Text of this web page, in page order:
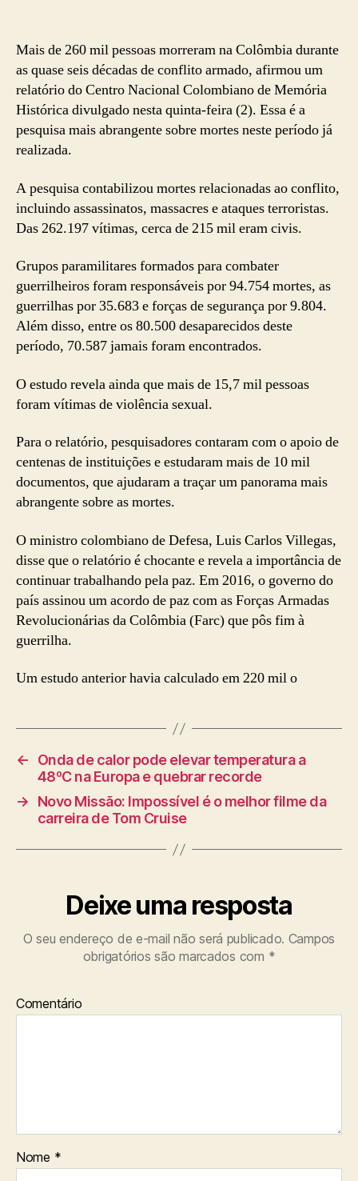
Mais de 260 mil pessoas morreram na Colômbia durante
as quase seis décadas de conflito armado, afirmou um
relatório do Centro Nacional Colombiano de Memória
Histórica divulgado nesta quinta-feira (2). Essa é a
pesquisa mais abrangente sobre mortes neste período já
realizada.
A pesquisa contabilizou mortes relacionadas ao conflito,
incluindo assassinatos, massacres e ataques terroristas.
Das 262.197 vítimas, cerca de 215 mil eram civis.
Grupos paramilitares formados para combater
guerrilheiros foram responsáveis por 94.754 mortes, as
guerrilhas por 35.683 e forças de segurança por 9.804.
Além disso, entre os 80.500 desaparecidos deste
período, 70.587 jamais foram encontrados.
O estudo revela ainda que mais de 15,7 mil pessoas
foram vítimas de violência sexual.
Para o relatório, pesquisadores contaram com o apoio de
centenas de instituições e estudaram mais de 10 mil
documentos, que ajudaram a traçar um panorama mais
abrangente sobre as mortes.
O ministro colombiano de Defesa, Luis Carlos Villegas,
disse que o relatório é chocante e revela a importância de
continuar trabalhando pela paz. Em 2016, o governo do
país assinou um acordo de paz com as Forças Armadas
Revolucionárias da Colômbia (Farc) que pôs fim à
guerrilha.
Um estudo anterior havia calculado em 220 mil o
←
Onda de calor pode elevar temperatura a
48ºC na Europa e quebrar recorde
→
Novo Missão: Impossível é o melhor filme da
carreira de Tom Cruise
Deixe uma resposta
O seu endereço de e-mail não será publicado. Campos
obrigatórios são marcados com *
Comentário
Nome *